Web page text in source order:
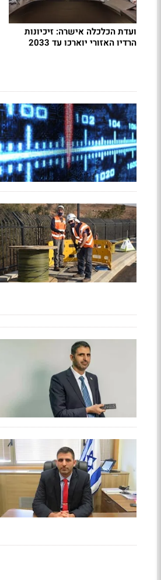
ועדת הכלכלה אישרה: זיכיונות
הרדיו האזורי יוארכו עד 2033